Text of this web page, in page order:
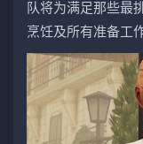
队将为满足那些最
烹饪及所有准备工